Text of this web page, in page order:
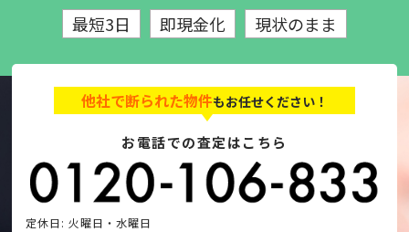
最短3日 即現金化 現状のまま
他社で断られた物件もお任せください！
お電話での査定はこちら
定休日: 火曜日・水曜日